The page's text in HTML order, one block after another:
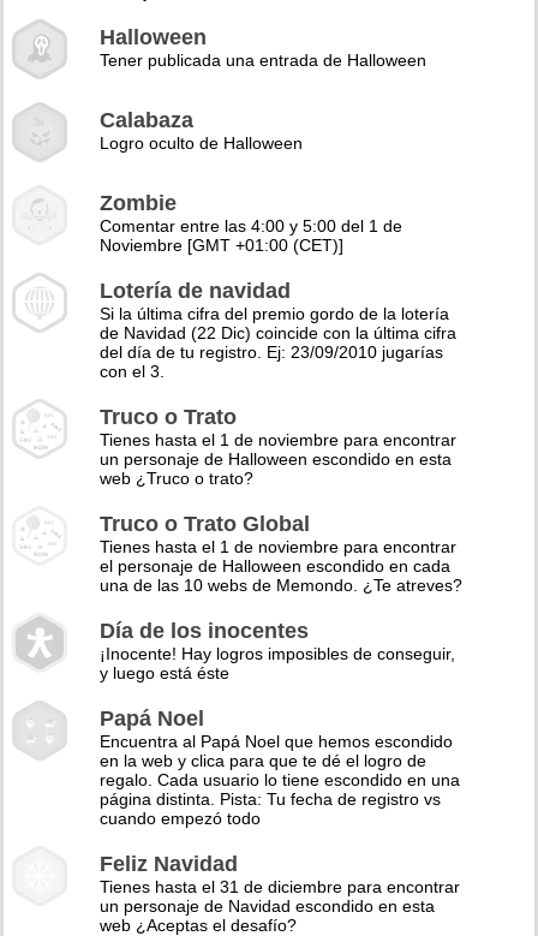
Halloween
Tener publicada una entrada de Halloween
Calabaza
Logro oculto de Halloween
Zombie
Comentar entre las 4:00 y 5:00 del 1 de
Noviembre [GMT +01:00 (CET)]
Lotería de navidad
Si la última cifra del premio gordo de la lotería
de Navidad (22 Dic) coincide con la última cifra
del día de tu registro. Ej: 23/09/2010 jugarías
con el 3.
Truco o Trato
Tienes hasta el 1 de noviembre para encontrar
un personaje de Halloween escondido en esta
web ¿Truco o trato?
Truco o Trato Global
Tienes hasta el 1 de noviembre para encontrar
el personaje de Halloween escondido en cada
una de las 10 webs de Memondo. ¿Te atreves?
Día de los inocentes
¡Inocente! Hay logros imposibles de conseguir,
y luego está éste
Papá Noel
Encuentra al Papá Noel que hemos escondido
en la web y clica para que te dé el logro de
regalo. Cada usuario lo tiene escondido en una
página distinta. Pista: Tu fecha de registro vs
cuando empezó todo
Feliz Navidad
Tienes hasta el 31 de diciembre para encontrar
un personaje de Navidad escondido en esta
web ¿Aceptas el desafío?